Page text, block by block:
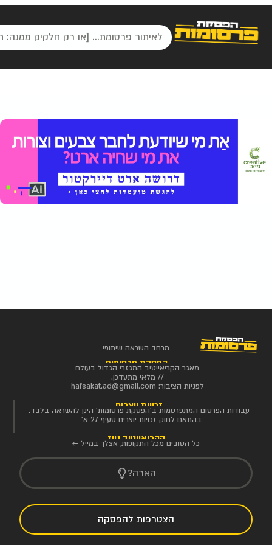
מרחב השראה שיתופי
הפסקת פרסומות
מאגר הקריאייטיב המגזרי הגדול בעולם
// מלאי מתעדכן.
לפניות הציבור: hafsakat.ad@gmail.com
זכויות יוצרים
עבודות הפרסום המתפרסמות ב'הפסקת פרסומות' הינן להשראה בלבד.
בהתאם לחוק זכויות יוצרים סעיף 27 א'
הקריאייטיב ניוז
כל הטובים מכל התקופות, אצלך במייל ←
הארה?
הצטרפות להפסקה